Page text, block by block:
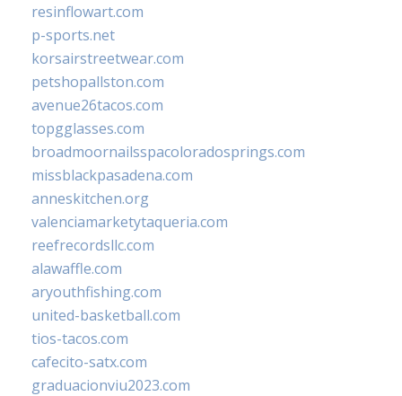
resinflowart.com
p-sports.net
korsairstreetwear.com
petshopallston.com
avenue26tacos.com
topgglasses.com
broadmoornailsspacoloradosprings.com
missblackpasadena.com
anneskitchen.org
valenciamarketytaqueria.com
reefrecordsllc.com
alawaffle.com
aryouthfishing.com
united-basketball.com
tios-tacos.com
cafecito-satx.com
graduacionviu2023.com